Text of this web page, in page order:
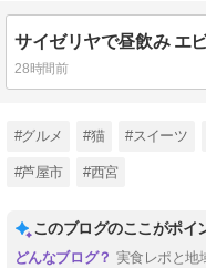
サイゼリヤで昼飲み エ
28時間前
#グルメ #猫 #スイーツ
#芦屋市 #西宮
このブログのここがポイ
実食レポと地